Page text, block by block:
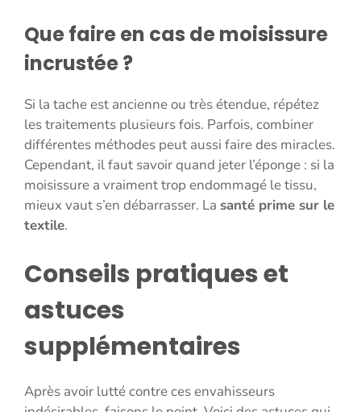
Que faire en cas de moisissure
incrustée ?
Si la tache est ancienne ou très étendue, répétez
les traitements plusieurs fois. Parfois, combiner
différentes méthodes peut aussi faire des miracles.
Cependant, il faut savoir quand jeter l’éponge : si la
moisissure a vraiment trop endommagé le tissu,
mieux vaut s’en débarrasser. La santé prime sur le
textile.
Conseils pratiques et
astuces
supplémentaires
Après avoir lutté contre ces envahisseurs